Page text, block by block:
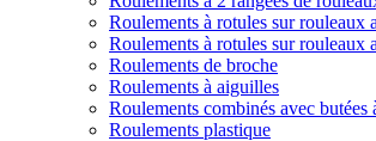
Roulements à rotules sur rouleaux
Roulements à rotules sur rouleaux
Roulements de broche
Roulements à aiguilles
Roulements combinés avec butées
Roulements plastique